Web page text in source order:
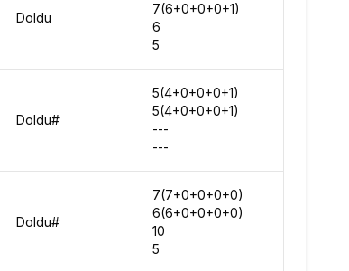
Doldu
7(6+0+0+0+1)
6
5
Doldu#
5(4+0+0+0+1)
5(4+0+0+0+1)
---
---
Doldu#
7(7+0+0+0+0)
6(6+0+0+0+0)
10
5